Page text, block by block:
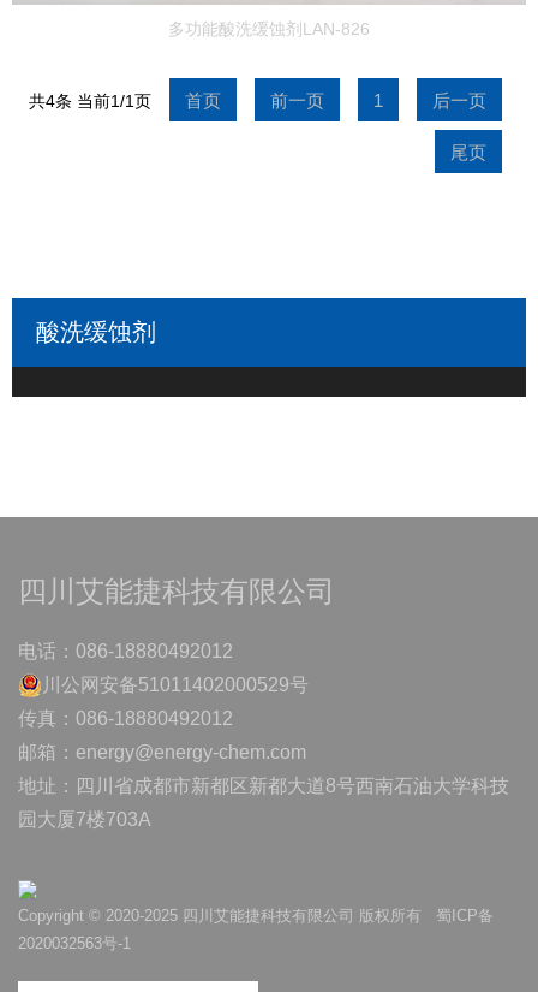
多功能酸洗缓蚀剂LAN-826
共4条 当前1/1页 首页 前一页 1 后一页
尾页
酸洗缓蚀剂
四川艾能捷科技有限公司
电话：086-18880492012
川公网安备51011402000529号
传真：086-18880492012
邮箱：energy@energy-chem.com
地址：四川省成都市新都区新都大道8号西南石油大学科技
园大厦7楼703A
西服
Copyright © 2020-2025 四川艾能捷科技有限公司 版权所有 蜀ICP备
2020032563号-1